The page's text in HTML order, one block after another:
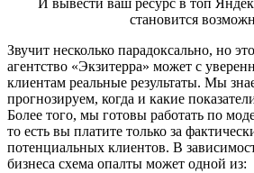
И вывести ваш ресурс в топ
становится
Звучит несколько парадоксально, но
агентство «Экзитерра» может с
клиентам реальные результаты. Мы
прогнозируем, когда и какие
Более того, мы готовы работать по
то есть вы платите только за
потенциальных клиентов. В
бизнеса схема опалты может одной из: